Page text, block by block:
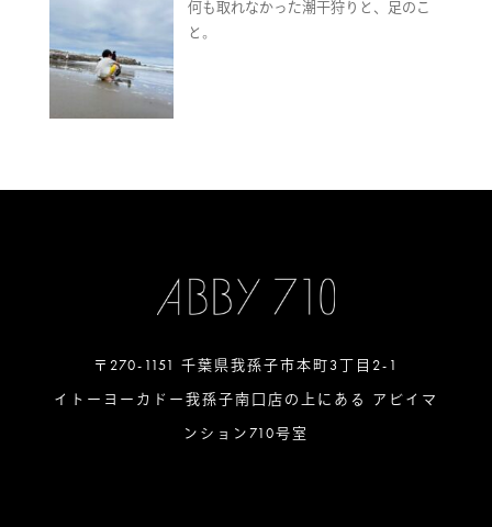
何も取れなかった潮干狩りと、足のこ
と。
〒270-1151 千葉県我孫子市本町3丁目2-1
イトーヨーカドー我孫子南口店の上にある アビイマ
ンション710号室